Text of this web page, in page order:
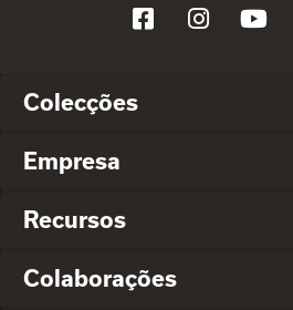
Colecções
Empresa
Recursos
Colaborações